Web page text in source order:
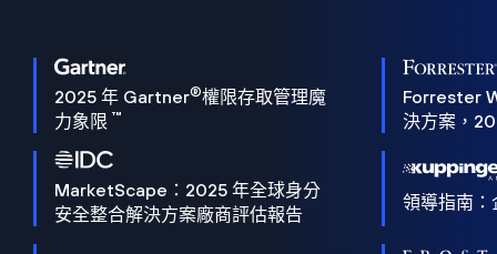
2025 年 Gartner®權限存取管理魔
力象限 ™
Forrester
決方案，
MarketScape：2025 年全球身分
安全整合解決方案廠商評估報告
領導指南